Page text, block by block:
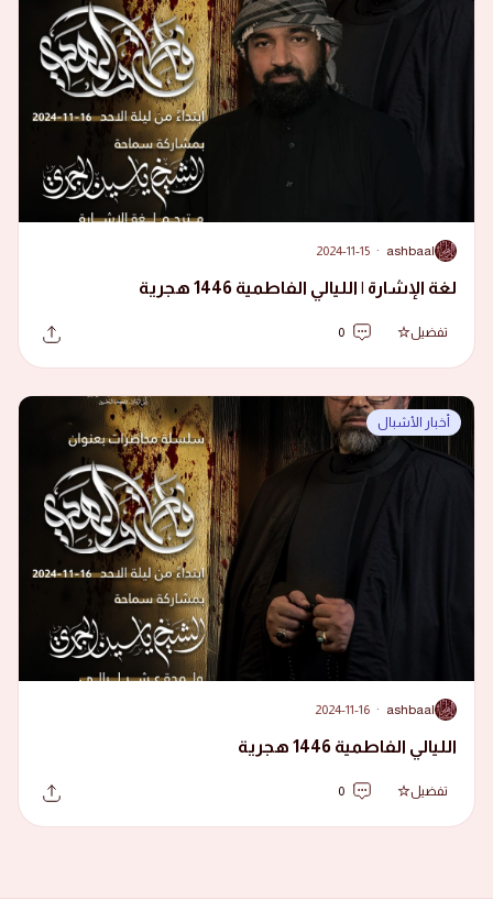
A
ashbaal
·
2024-11-15
لغة الإشارة | الليالي الفاطمية 1446 هجرية
تفضيل 0
أخبار الأشبال
A
ashbaal
·
2024-11-16
الليالي الفاطمية 1446 هجرية
تفضيل 0